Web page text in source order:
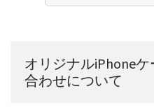
オリジナルiPhone
合わせについて